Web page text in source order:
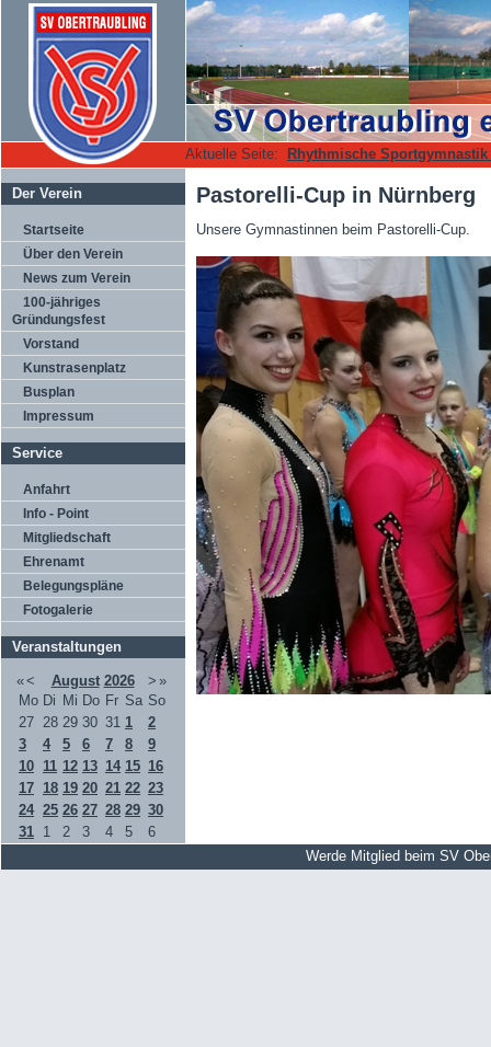
Aktuelle Seite: Rhythmische Sportgymnastik
Der Verein
Startseite
Über den Verein
News zum Verein
100-jähriges
Gründungsfest
Vorstand
Kunstrasenplatz
Busplan
Impressum
Service
Anfahrt
Info - Point
Mitgliedschaft
Ehrenamt
Belegungspläne
Fotogalerie
Veranstaltungen
«< August 2026 > »
Mo Di Mi Do Fr Sa So
27 28 29 30 31 1
2
3
4 5 6 7 8
9
10 11 12 13 14 15 16
17 18 19 20 21 22 23
24 25 26 27 28 29 30
31 1 2 3 4 5 6
Pastorelli-Cup in Nürnberg
Unsere Gymnastinnen beim Pastorelli-Cup.
Werde Mitglied beim SV